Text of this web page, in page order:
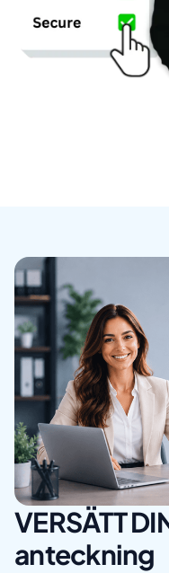
VERSÄTT
anteckning